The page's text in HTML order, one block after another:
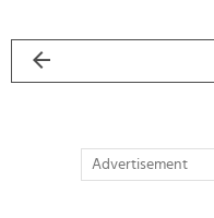
Advertisement